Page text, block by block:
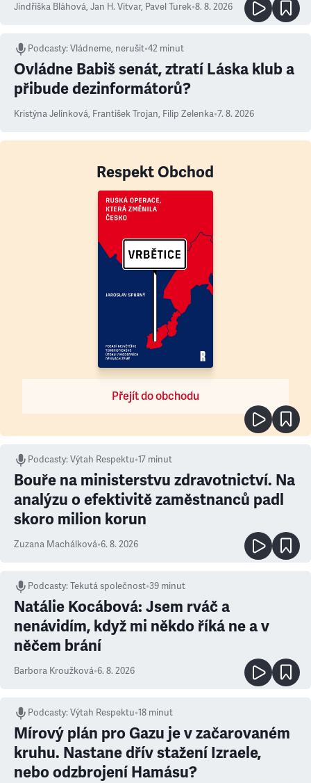
Jindřiška Bláhová, Jan H. Vitvar, Pavel Turek•8. 8. 2026
Podcasty:Vládneme, nerušit•42 minut
Ovládne Babiš senát, ztratí Láska klub a
přibude dezinformátorů?
Kristýna Jelínková, František Trojan, Filip Zelenka•7. 8. 2026
Respekt Obchod
Přejít do obchodu
Podcasty:Výtah Respektu•17 minut
Bouře na ministerstvu zdravotnictví. Na
analýzu o efektivitě zaměstnanců padl
skoro milion korun
Zuzana Machálková•6. 8. 2026
Podcasty:Tekutá společnost•39 minut
Natálie Kocábová: Jsem rváč a
nenávidím, když mi někdo říká ne a v
něčem brání
Barbora Kroužková•6. 8. 2026
Podcasty:Výtah Respektu•18 minut
Mírový plán pro Gazu je v začarovaném
kruhu. Nastane dřív stažení Izraele,
nebo odzbrojení Hamásu?